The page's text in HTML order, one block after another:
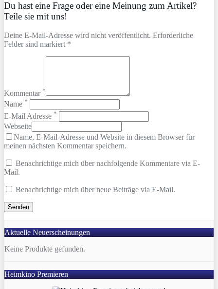
Du hast eine Frage oder eine Meinung zum Artikel?
Teile sie mit uns!
Deine E-Mail-Adresse wird nicht veröffentlicht. Erforderliche
Felder sind markiert *
Kommentar *
Name *
E-Mail Adresse *
Webseite
Name, E-Mail-Adresse und Website in diesem Browser für
meinen nächsten Kommentar speichern.
Benachrichtige mich über nachfolgende Kommentare via E-
Mail.
Benachrichtige mich über neue Beiträge via E-Mail.
Aktuelle Neuerscheinungen
Keine Produkte gefunden.
Heimkino Premieren